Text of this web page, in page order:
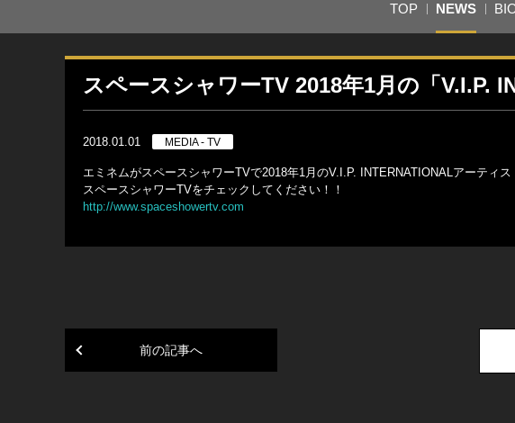
TOP NEWS
スペースシャワーTV 2018年1月の「V.I.P.
2018.01.01 MEDIA - TV
エミネムがスペースシャワーTVで2018年1月のV.I.P. INTERNATIONALアーティス
スペースシャワーTVをチェックしてください！！
http://www.spaceshowertv.com
前の記事へ